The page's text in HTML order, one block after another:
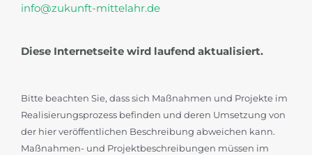
info@zukunft-mittelahr.de
Diese Internetseite wird laufend aktualisiert.
Bitte beachten Sie, dass sich Maßnahmen und Projekte im
Realisierungsprozess befinden und deren Umsetzung von
der hier veröffentlichen Beschreibung abweichen kann.
Maßnahmen- und Projektbeschreibungen müssen im